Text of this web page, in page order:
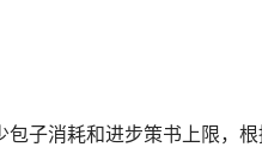
子消耗和进步策书上限，根